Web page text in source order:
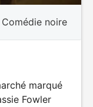
Comédie noire
marqué
Fowler